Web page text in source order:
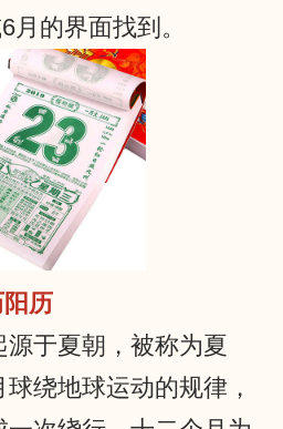
月的界面找到。
历
于夏朝，被称为夏
绕地球运动的规律，